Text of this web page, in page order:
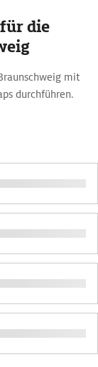
die
mit
durchführen.